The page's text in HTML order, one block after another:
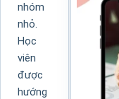
nhóm
nhỏ.
Học
viên
được
hướng